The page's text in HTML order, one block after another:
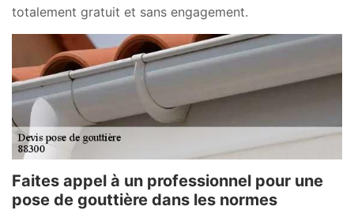
totalement gratuit et sans engagement.
Faites appel à un professionnel pour une
pose de gouttière dans les normes